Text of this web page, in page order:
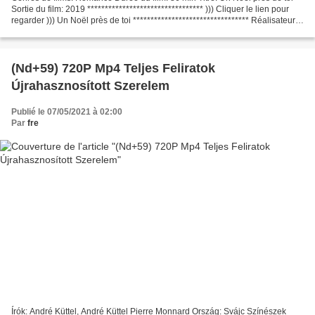
Sortie du film: 2019 ********************************* ))) Cliquer le lien pour
regarder ))) Un Noël près de toi ********************************* Réalisateur:
(Nd+59) 720P Mp4 Teljes Feliratok
Újrahasznosított Szerelem
Publié le 07/05/2021 à 02:00
Par fre
Írók: André Küttel, André Küttel Pierre Monnard Ország: Svájc Színészek